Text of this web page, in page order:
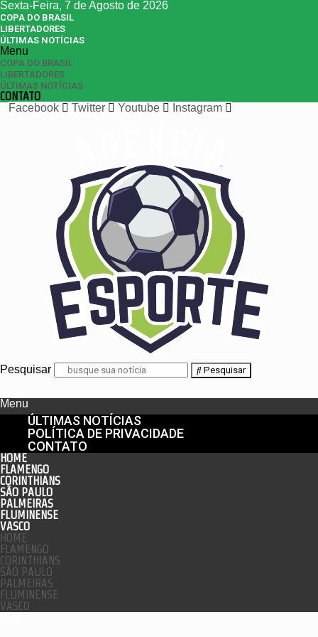
Sexta-Feira, 7 de Agosto de 2026
COPA DO BRASIL
LIBERTADORES
ÚLTIMAS NOTÍCIAS
Menu
COPA DO BRASIL
LIBERTADORES
ÚLTIMAS NOTÍCIAS
CONTATO
Facebook
Twitter Youtube Instagram
Pesquisar Pesquisar
Menu
ÚLTIMAS NOTÍCIAS
POLÍTICA DE PRIVACIDADE
CONTATO
HOME
FLAMENGO
CORINTHIANS
SÃO PAULO
PALMEIRAS
FLUMINENSE
VASCO
HOME
FLAMENGO
CORINTHIANS
SÃO PAULO
PALMEIRAS
FLUMINENSE
VASCO